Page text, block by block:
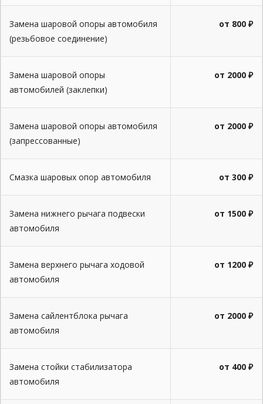
Замена шаровой опоры автомобиля
(резьбовое соединение)
от 800 ₽
Замена шаровой опоры
автомобилей (заклепки)
от 2000 ₽
Замена шаровой опоры автомобиля
(запрессованные)
от 2000 ₽
Смазка шаровых опор автомобиля от 300 ₽
Замена нижнего рычага подвески
автомобиля
от 1500 ₽
Замена верхнего рычага ходовой
автомобиля
от 1200 ₽
Замена сайлентблока рычага
автомобиля
от 2000 ₽
Замена стойки стабилизатора
автомобиля
от 400 ₽